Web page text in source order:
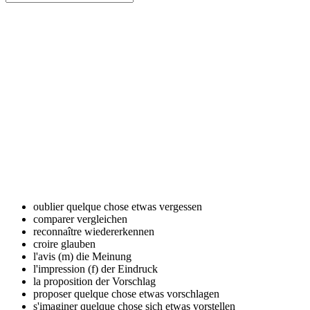
oublier quelque chose etwas vergessen
comparervergleichen
reconnaître wiedererkennen
croire glauben
l'avis (m) die Meinung
l'impression (f) der Eindruck
la proposition der Vorschlag
proposer quelque chose etwas vorschlagen
s'imaginer quelque chose sich etwas vorstellen